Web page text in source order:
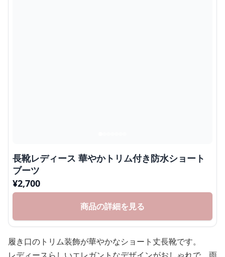
長靴レディース 華やかトリム付き防水ショート
ブーツ
¥2,700
商品の詳細を見る
履き口のトリム装飾が華やかなショート丈長靴です。